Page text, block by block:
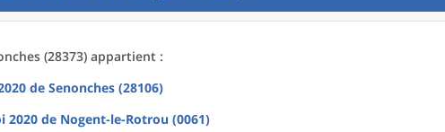
(28373) appartient :
de Senonches (28106)
2020 de Nogent-le-Rotrou (0061)